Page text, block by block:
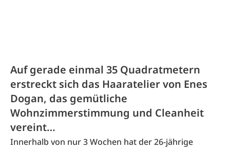
Auf gerade einmal 35 Quadratmetern
erstreckt sich das Haaratelier von Enes
Dogan, das gemütliche
Wohnzimmerstimmung und Cleanheit
vereint…
Innerhalb von nur 3 Wochen hat der 26-jährige